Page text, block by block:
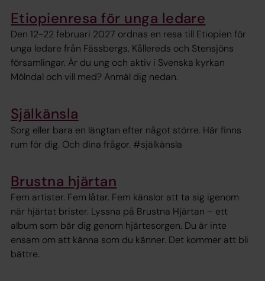
Etiopienresa för unga ledare
Den 12-22 februari 2027 ordnas en resa till Etiopien för
unga ledare från Fässbergs, Kållereds och Stensjöns
församlingar. Är du ung och aktiv i Svenska kyrkan
Mölndal och vill med? Anmäl dig nedan.
Själkänsla
Sorg eller bara en längtan efter något större. Här finns
rum för dig. Och dina frågor. #själkänsla
Brustna hjärtan
Fem artister. Fem låtar. Fem känslor att ta sig igenom
när hjärtat brister. Lyssna på Brustna Hjärtan – ett
album som bär dig genom hjärtesorgen. Du är inte
ensam om att känna som du känner. Det kommer att bli
bättre.